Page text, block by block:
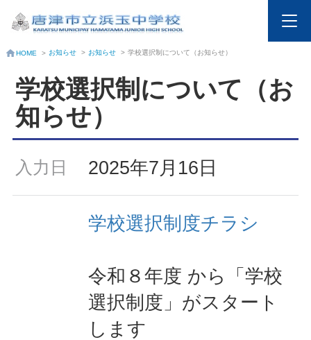
HOME > お知らせ > お知らせ > 学校選択制について（お知らせ）
学校選択制について（お
知らせ）
入力日 2025年7月16日
学校選択制度チラシ
令和８年度 から「学校
選択制度」がスタート
します